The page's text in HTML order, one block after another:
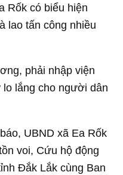
Rốk có biểu hiện
lao tấn công nhiều
phải nhập viện
lắng cho người dân
UBND xã Ea Rốk
voi, Cứu hộ động
Đắk Lắk cùng Ban